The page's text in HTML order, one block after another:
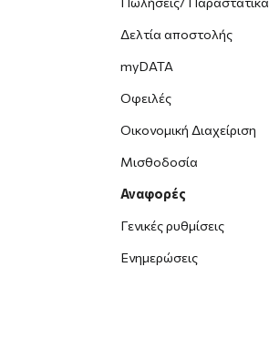
Δελτία αποστολής
myDATA
Οφειλές
Οικονομική Διαχείριση
Μισθοδοσία
Αναφορές
Γενικές ρυθμίσεις
Ενημερώσεις